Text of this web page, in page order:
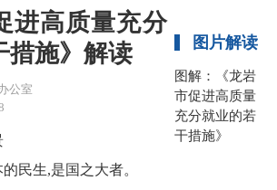
进高质量充分
措施》解读
公室
生,是国之大者。
图片解读
图解：《龙岩
市促进高质量
充分就业的若
干措施》